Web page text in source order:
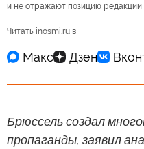
и не отражают позицию
Читать inosmi.ru в
Брюссель создал
пропаганды, заявил